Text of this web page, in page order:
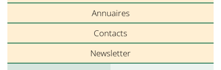
Annuaires
Contacts
Newsletter